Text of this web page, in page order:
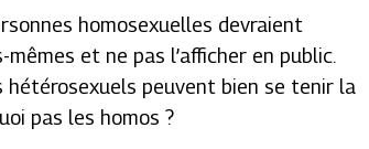
homosexuelles devraient
et ne pas l’afficher en public.
hétérosexuels peuvent bien se tenir la
pas les homos ?